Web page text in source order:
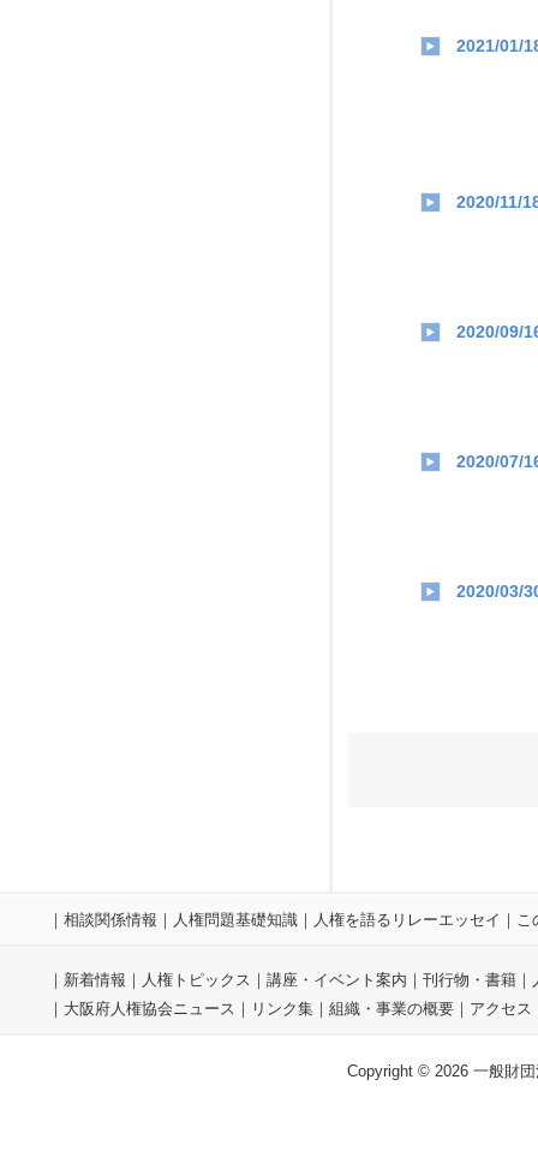
2021/01/
2020/11/
2020/09/
2020/07/
2020/03/
｜ 相談関係情報 ｜ 人権問題基礎知識 ｜ 人権を語るリレーエッセイ ｜ こ
｜ 新着情報 ｜ 人権トピックス ｜ 講座・イベント案内 ｜ 刊行物・書籍 ｜
｜ 大阪府人権協会ニュース ｜ リンク集 ｜ 組織・事業の概要 ｜ アクセス
Copyright © 2026 一般財